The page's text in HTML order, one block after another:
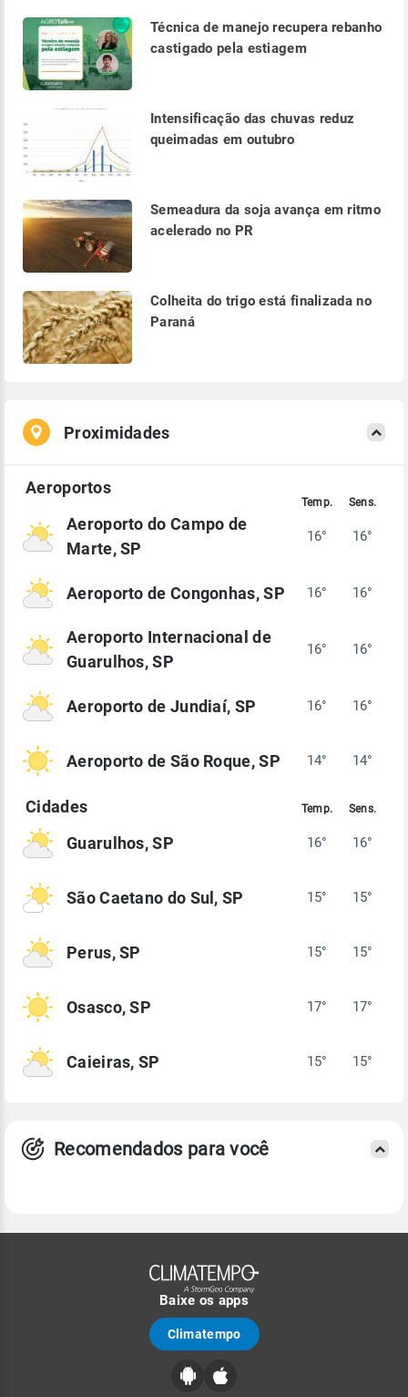
Técnica de manejo recupera rebanho
castigado pela estiagem
Intensificação das chuvas reduz
queimadas em outubro
Semeadura da soja avança em ritmo
acelerado no PR
Colheita do trigo está finalizada no
Paraná
Proximidades
Aeroporto do Campo de
Marte, SP
16° 16°
Aeroporto de Congonhas, SP 16° 16°
Aeroporto Internacional de
Guarulhos, SP
16° 16°
Aeroporto de Jundiaí, SP 16° 16°
Aeroporto de São Roque, SP 14° 14°
Guarulhos, SP 16° 16°
São Caetano do Sul, SP 15° 15°
Perus, SP 15° 15°
Osasco, SP 17° 17°
Caieiras, SP 15° 15°
Recomendados para você
Baixe os apps
Climatempo